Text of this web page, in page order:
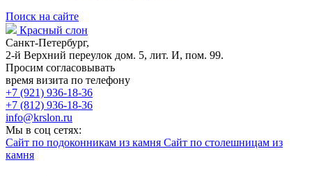
Поиск на сайте
Красный слон
Санкт-Петербург,
2-й Верхний переулок дом. 5, лит. И, пом. 99.
Просим согласовывать
время визита по телефону
+7 (921) 936-18-36
+7 (812) 936-18-36
info@krslon.ru
Мы в соц сетях:
Сайт по подоконникам из камня Сайт по столешницам из
камня